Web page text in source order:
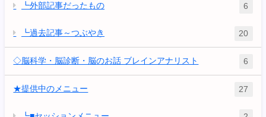
┗外部記事だったもの 6
┗過去記事～つぶやき 20
◇脳科学・脳診断・脳のお話 ブレインアナリスト 6
★提供中のメニュー 27